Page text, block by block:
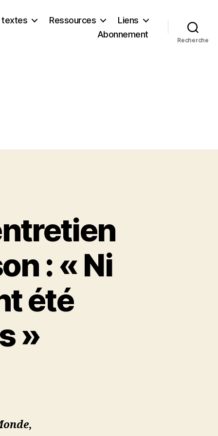
textes Ressources
Liens
Abonnement
Recherche
: « Ni
été
»
,